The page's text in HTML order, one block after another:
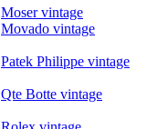
Moser vintage
Movado vintage
Patek Philippe vintage
Qte Botte vintage